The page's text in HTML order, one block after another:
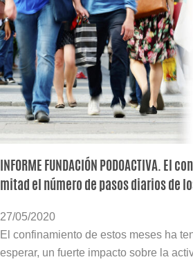
INFORME FUNDACIÓN PODOACTIVA.
mitad el número de pasos diarios de
27/05/2020
El confinamiento de estos meses ha
esperar, un fuerte impacto sobre la